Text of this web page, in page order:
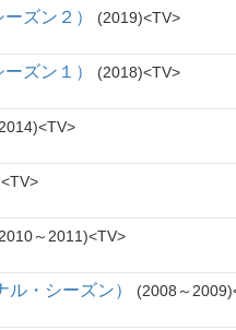
ズン２） 2019 TV
ズン１） 2018 TV
2014 TV
TV
2010～2011 TV
・シーズン） 2008～2009